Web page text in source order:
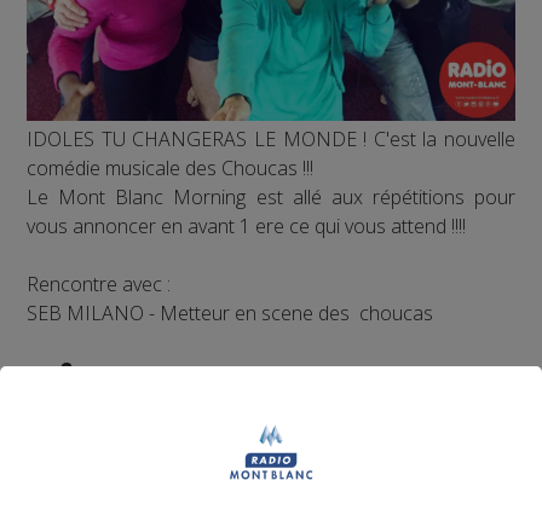
IDOLES TU CHANGERAS LE MONDE ! C'est la nouvelle
comédie musicale des Choucas !!!
Le Mont Blanc Morning est allé aux répétitions pour
vous annoncer en avant 1 ere ce qui vous attend !!!!
Rencontre avec :
SEB MILANO - Metteur en scene des choucas
mp3